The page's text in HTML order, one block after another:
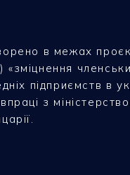
в межах
підприємств в
з